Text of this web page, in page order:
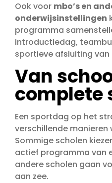
Ook voor mbo’s en
onderwijsinstellingen
programma
introductiedag,
sportieve afsluiting van
Van
complete
Een sportdag op het
verschillende manieren
Sommige scholen
actief programma van
andere scholen gaan
aan zee.